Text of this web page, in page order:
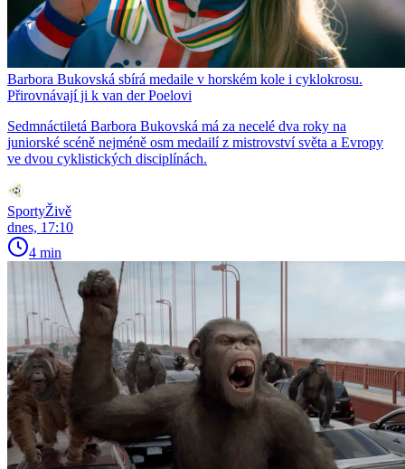
Barbora Bukovská sbírá medaile v horském kole i cyklokrosu.
Přirovnávají ji k van der Poelovi
Sedmnáctiletá Barbora Bukovská má za necelé dva roky na
juniorské scéně nejméně osm medailí z mistrovství světa a Evropy
ve dvou cyklistických disciplínách.
SportyŽivě
dnes, 17:10
4 min